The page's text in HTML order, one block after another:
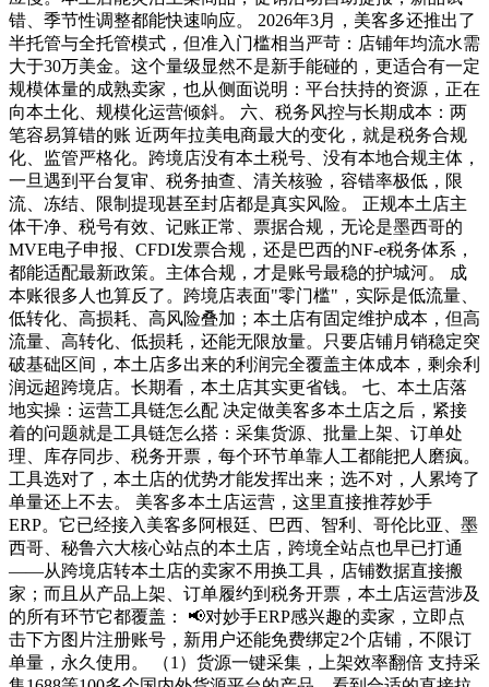
错、季节性调整都能快速响应。 2026年3月，美客多还推出了
半托管与全托管模式，但准入门槛相当严苛：店铺年均流水需
大于30万美金。这个量级显然不是新手能碰的，更适合有一定
规模体量的成熟卖家，也从侧面说明：平台扶持的资源，正在
向本土化、规模化运营倾斜。 六、税务风控与长期成本：两
笔容易算错的账 近两年拉美电商最大的变化，就是税务合规
化、监管严格化。跨境店没有本土税号、没有本地合规主体，
一旦遇到平台复审、税务抽查、清关核验，容错率极低，限
流、冻结、限制提现甚至封店都是真实风险。 正规本土店主
体干净、税号有效、记账正常、票据合规，无论是墨西哥的
MVE电子申报、CFDI发票合规，还是巴西的NF-e税务体系，
都能适配最新政策。主体合规，才是账号最稳的护城河。 成
本账很多人也算反了。跨境店表面"零门槛"，实际是低流量、
低转化、高损耗、高风险叠加；本土店有固定维护成本，但高
流量、高转化、低损耗，还能无限放量。只要店铺月销稳定突
破基础区间，本土店多出来的利润完全覆盖主体成本，剩余利
润远超跨境店。长期看，本土店其实更省钱。 七、本土店落
地实操：运营工具链怎么配 决定做美客多本土店之后，紧接
着的问题就是工具链怎么搭：采集货源、批量上架、订单处
理、库存同步、税务开票，每个环节单靠人工都能把人磨疯。
工具选对了，本土店的优势才能发挥出来；选不对，人累垮了
单量还上不去。 美客多本土店运营，这里直接推荐妙手
ERP。它已经接入美客多阿根廷、巴西、智利、哥伦比亚、墨
西哥、秘鲁六大核心站点的本土店，跨境全站点也早已打通
——从跨境店转本土店的卖家不用换工具，店铺数据直接搬
家；而且从产品上架、订单履约到税务开票，本土店运营涉及
的所有环节它都覆盖： 📢对妙手ERP感兴趣的卖家，立即点
击下方图片注册账号，新用户还能免费绑定2个店铺，不限订
单量，永久使用。 （1）货源一键采集，上架效率翻倍 支持采